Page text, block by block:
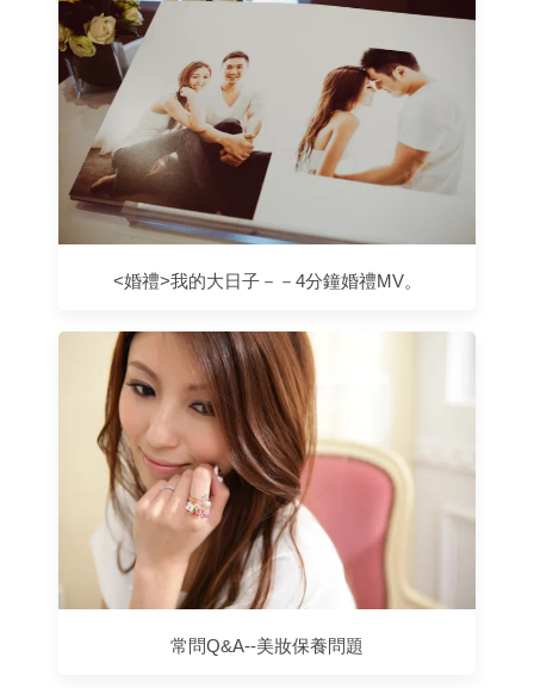
<婚禮>我的大日子－－4分鐘婚禮MV。
常問Q&A--美妝保養問題